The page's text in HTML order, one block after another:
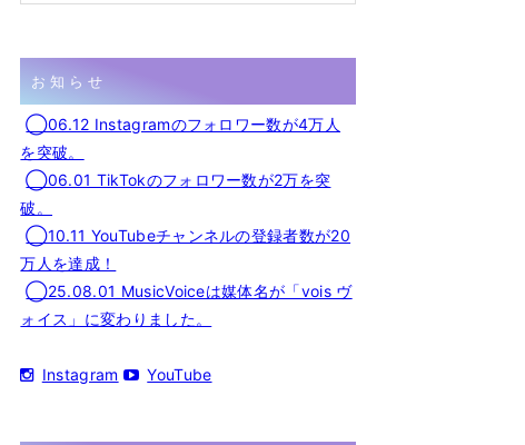
お知らせ
◯06.12 Instagramのフォロワー数が4万人
を突破。
◯06.01 TikTokのフォロワー数が2万を突
破。
◯10.11 YouTubeチャンネルの登録者数が20
万人を達成！
◯25.08.01 MusicVoiceは媒体名が「vois ヴ
ォイス」に変わりました。
Instagram YouTube